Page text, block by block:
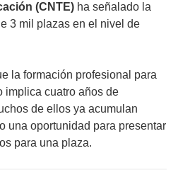
(CNTE) ha señalado la
3 mil plazas en el nivel de
la formación profesional para
implica cuatro años de
de ellos ya acumulan
una oportunidad para presentar
para una plaza.